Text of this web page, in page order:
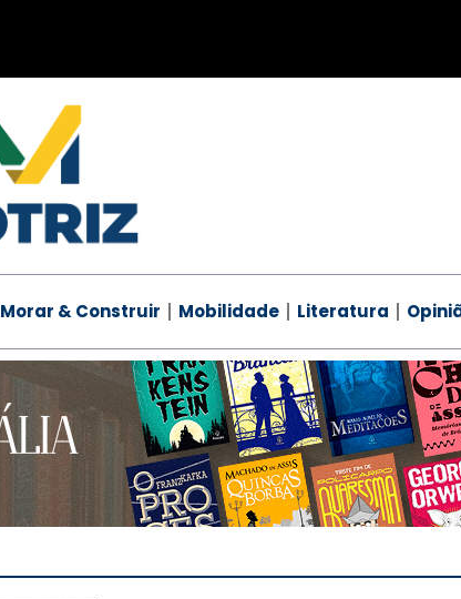
Morar & Construir Mobilidade Literatura